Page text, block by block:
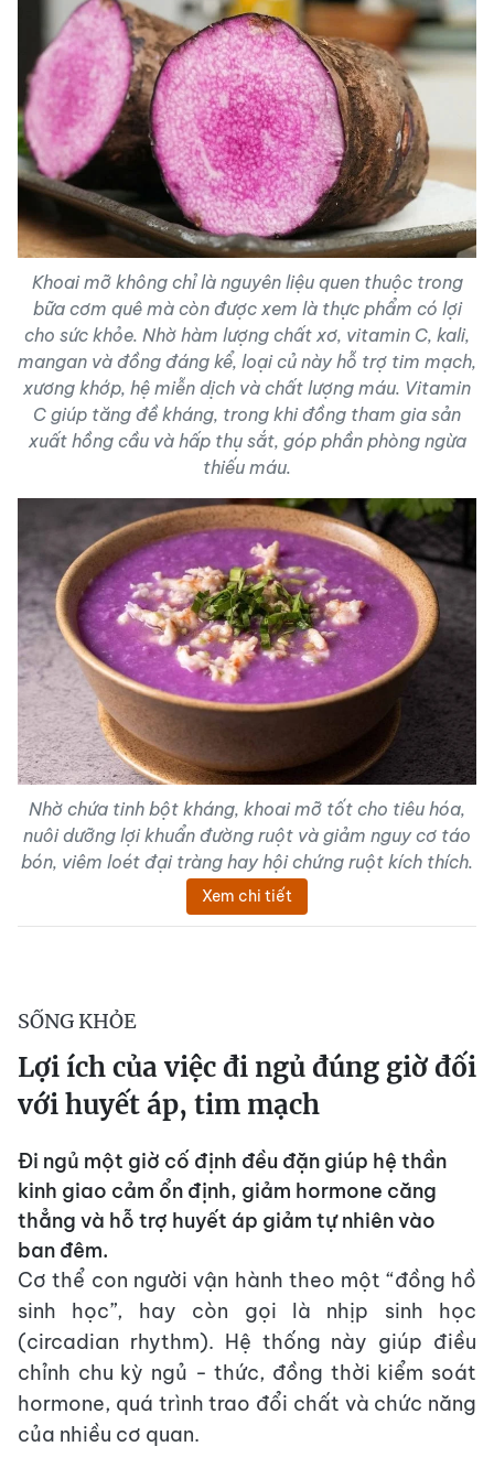
Khoai mỡ không chỉ là nguyên liệu quen thuộc trong
bữa cơm quê mà còn được xem là thực phẩm có lợi
cho sức khỏe. Nhờ hàm lượng chất xơ, vitamin C, kali,
mangan và đồng đáng kể, loại củ này hỗ trợ tim mạch,
xương khớp, hệ miễn dịch và chất lượng máu. Vitamin
C giúp tăng đề kháng, trong khi đồng tham gia sản
xuất hồng cầu và hấp thụ sắt, góp phần phòng ngừa
thiếu máu.
Nhờ chứa tinh bột kháng, khoai mỡ tốt cho tiêu hóa,
nuôi dưỡng lợi khuẩn đường ruột và giảm nguy cơ táo
bón, viêm loét đại tràng hay hội chứng ruột kích thích.
Xem chi tiết
SỐNG KHỎE
Lợi ích của việc đi ngủ đúng giờ đối
với huyết áp, tim mạch
Đi ngủ một giờ cố định đều đặn giúp hệ thần
kinh giao cảm ổn định, giảm hormone căng
thẳng và hỗ trợ huyết áp giảm tự nhiên vào
ban đêm.
Cơ thể con người vận hành theo một “đồng hồ
sinh học”, hay còn gọi là nhịp sinh học
(circadian rhythm). Hệ thống này giúp điều
chỉnh chu kỳ ngủ - thức, đồng thời kiểm soát
hormone, quá trình trao đổi chất và chức năng
của nhiều cơ quan.